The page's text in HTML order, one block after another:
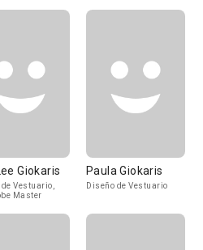
Giokaris
Vestuario,
Master
Paula Giokaris
Diseño de Vestuario